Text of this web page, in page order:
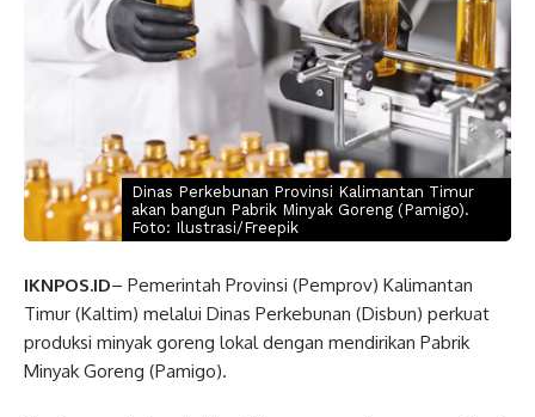
Dinas Perkebunan Provinsi Kalimantan Timur
akan bangun Pabrik Minyak Goreng (Pamigo).
Foto: Ilustrasi/Freepik
IKNPOS.ID– Pemerintah Provinsi (Pemprov) Kalimantan
Timur (Kaltim) melalui Dinas Perkebunan (Disbun) perkuat
produksi minyak goreng lokal dengan mendirikan Pabrik
Minyak Goreng (Pamigo).